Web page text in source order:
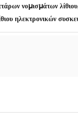
νομισμάτων λίθιου
ηλεκτρονικών